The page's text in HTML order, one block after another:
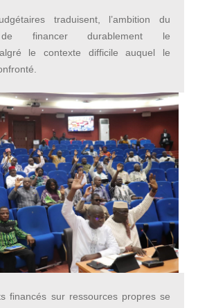
traduisent, l’ambition du
de financer durablement le
le contexte difficile auquel le
financés sur ressources propres se